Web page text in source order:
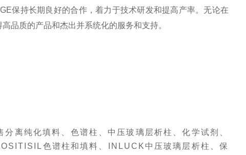
保持长期良好的合作，着力于技术研发和提高产率。无论在
品质的产品和杰出并系统化的服务和支持。
分离纯化填料、色谱柱、中压玻璃层析柱、化学试剂、
色谱柱和填料、INLUCK中压玻璃层析柱、保